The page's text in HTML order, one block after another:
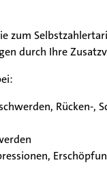
zum
durch Ihre
Rücken-,